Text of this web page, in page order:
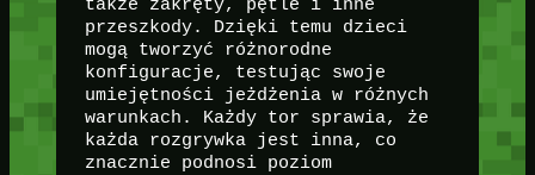
także zakręty, pętle i inne
przeszkody. Dzięki temu dzieci
mogą tworzyć różnorodne
konfiguracje, testując swoje
umiejętności jeżdżenia w różnych
warunkach. Każdy tor sprawia, że
każda rozgrywka jest inna, co
znacznie podnosi poziom